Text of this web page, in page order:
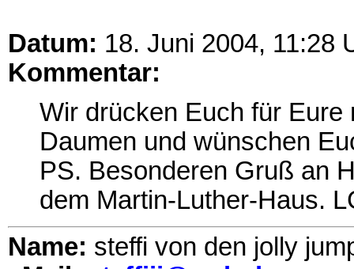
Datum: 18. Juni 2004, 11:28
Kommentar:
Wir drücken Euch für Eure
Daumen und wünschen
PS. Besonderen Gruß an
dem Martin-Luther-Haus.
Name: steffi von den jolly